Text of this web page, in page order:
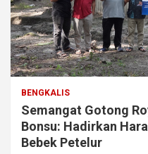
BENGKALIS
Semangat Gotong
Bonsu: Hadirkan
Bebek Petelur